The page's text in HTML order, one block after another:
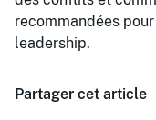
recommandées
leadership.
Partager cet article